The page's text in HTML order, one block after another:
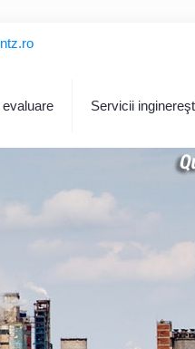
Servicii